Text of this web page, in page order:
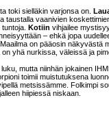
toki sielläkin varjonsa on.
taustalla vaanivien
Kotiin vihjailee
– ehkä jopa
on pääosin näkyvästä
yhä nurkissa, väleissä ja
mutta niinhän jokainen
toimii muistutuksena
metsissämme. Folkimpi
hiipiessä niskaan.